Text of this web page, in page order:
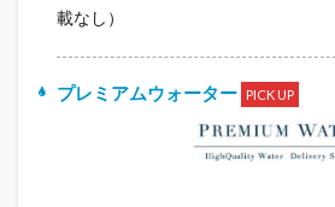
載なし）
プレミアムウォーター PICK UP